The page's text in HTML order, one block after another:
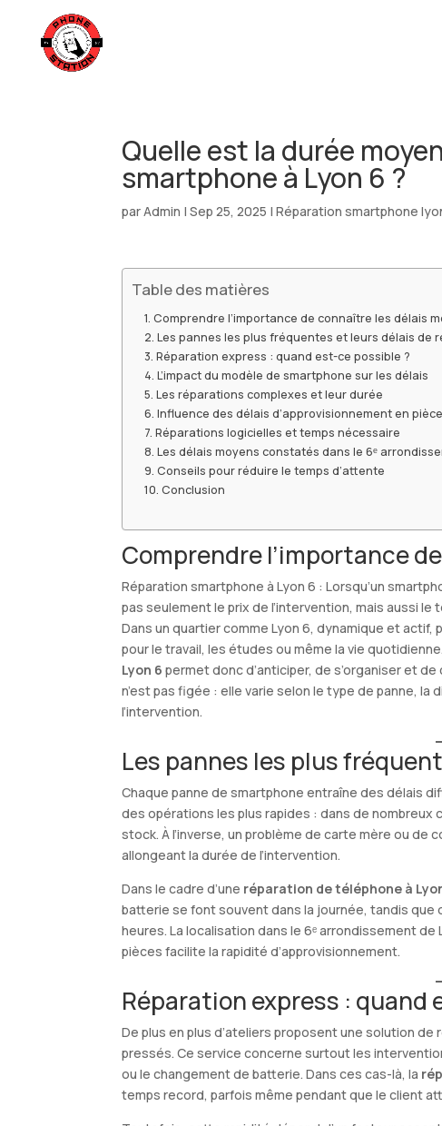
Quelle est la durée
smartphone à Lyon 6 ?
parAdmin |Sep 25, 2025 |Réparation smartphone
Table des matières
Comprendre l’importance de connaître les délais
Les pannes les plus fréquentes et leurs délais de
Réparation express : quand est-ce possible ?
L’impact du modèle de smartphone sur les délais
Les réparations complexes et leur durée
Influence des délais d’approvisionnement en
Réparations logicielles et temps nécessaire
Les délais moyens constatés dans le 6ᵉ
Conseils pour réduire le temps d’attente
Conclusion
Comprendre l’importance
Réparation smartphone à Lyon 6 : Lorsqu’un
pas seulement le prix de l’intervention, mais aussi
Dans un quartier comme Lyon 6, dynamique et
pour le travail, les études ou même la vie
Lyon 6 permet donc d’anticiper, de s’organiser et
n’est pas figée : elle varie selon le type de panne,
l’intervention.
Les pannes les plus
Chaque panne de smartphone entraîne des délais
des opérations les plus rapides : dans de nombreux
stock. À l’inverse, un problème de carte mère ou
allongeant la durée de l’intervention.
Dans le cadre d’une réparation de téléphone à
batterie se font souvent dans la journée, tandis
heures. La localisation dans le 6ᵉ arrondissement
pièces facilite la rapidité d’approvisionnement.
Réparation express : quand
De plus en plus d’ateliers proposent une solution
pressés. Ce service concerne surtout les
ou le changement de batterie. Dans ces cas-là, la
temps record, parfois même pendant que le client